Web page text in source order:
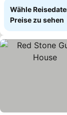
Wähle
Preise zu sehen